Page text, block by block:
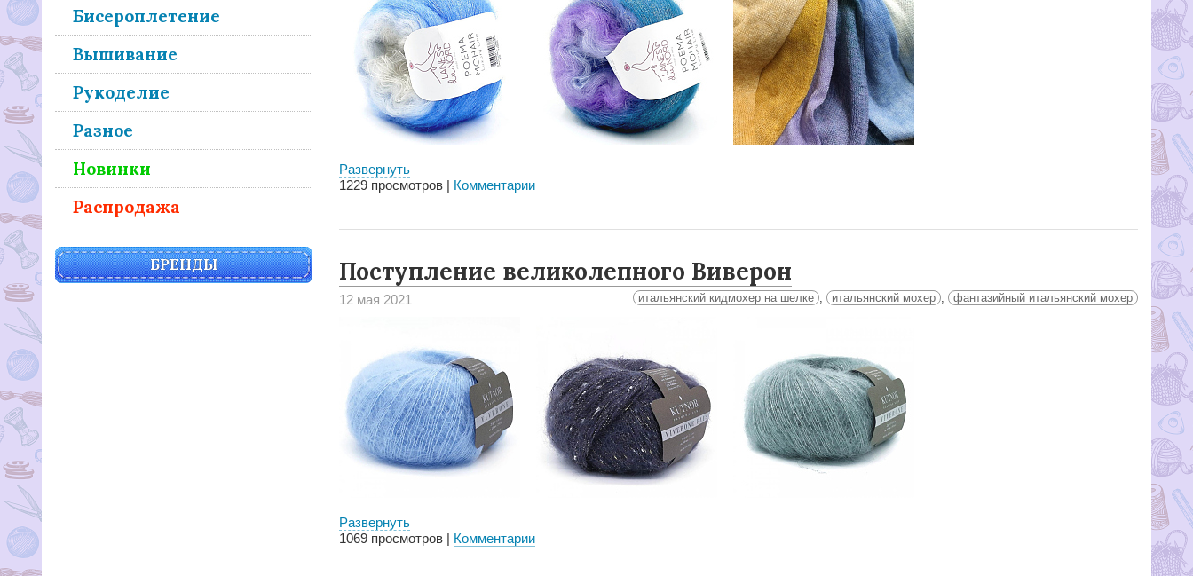
Бисероплетение
Вышивание
Рукоделие
Разное
Новинки
Распродажа
БРЕНДЫ
Развернуть
1229 просмотров | Комментарии
Поступление великолепного Виверон
12 мая 2021 итальянский кидмохер на шелке , итальянский мохер , фантазийный итальянский мохер
Развернуть
1069 просмотров | Комментарии